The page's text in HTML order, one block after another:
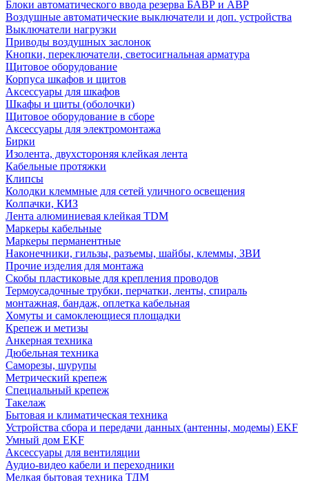
Блоки автоматического ввода резерва БАВР и АВР
Воздушные автоматические выключатели и доп. устройства
Выключатели нагрузки
Приводы воздушных заслонок
Кнопки, переключатели, светосигнальная арматура
Щитовое оборудование
Корпуса шкафов и щитов
Аксессуары для шкафов
Шкафы и щиты (оболочки)
Щитовое оборудование в сборе
Аксессуары для электромонтажа
Бирки
Изолента, двухстороняя клейкая лента
Кабельные протяжки
Клипсы
Колодки клеммные для сетей уличного освещения
Колпачки, КИЗ
Лента алюминиевая клейкая TDM
Маркеры кабельные
Маркеры перманентные
Наконечники, гильзы, разъемы, шайбы, клеммы, ЗВИ
Прочие изделия для монтажа
Скобы пластиковые для крепления проводов
Термоусадочные трубки, перчатки, ленты, спираль
монтажная, бандаж, оплетка кабельная
Хомуты и самоклеющиеся площадки
Крепеж и метизы
Анкерная техника
Дюбельная техника
Саморезы, шурупы
Метрический крепеж
Специальный крепеж
Такелаж
Бытовая и климатическая техника
Устройства сбора и передачи данных (антенны, модемы) EKF
Умный дом EKF
Аксессуары для вентиляции
Аудио-видео кабели и переходники
Мелкая бытовая техника ТДМ